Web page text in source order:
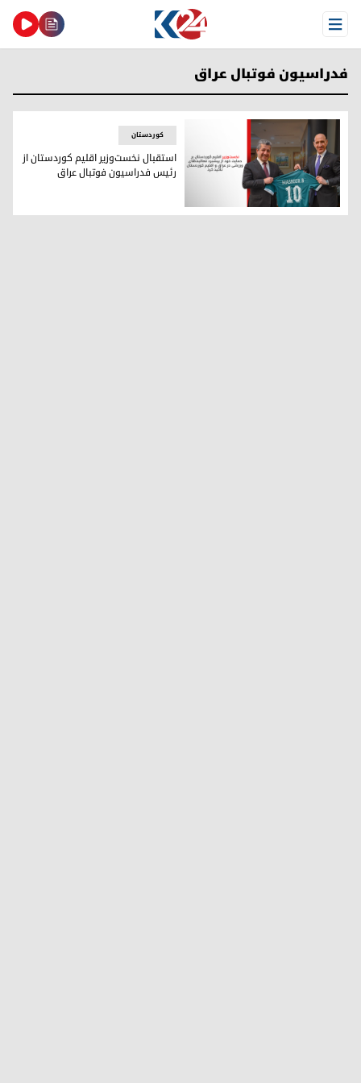
Open Menu
فدراسیون فوتبال عراق
استقبال نخست‌وزیر اقلیم کوردستان از رئیس فدراسیون
کوردستان
استقبال نخست‌وزیر اقلیم کوردستان از
رئیس فدراسیون فوتبال عراق